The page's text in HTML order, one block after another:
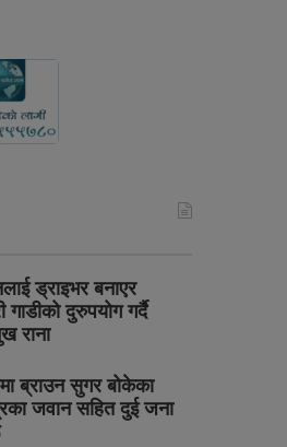
ड्राइभर बनाएर
गाडीको दुरुपयोग गर्दै
राना
ब्राउन सुगर बोकेका
जवान सहित दुई जना